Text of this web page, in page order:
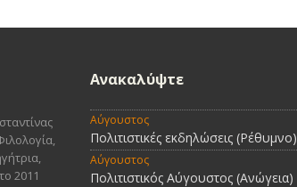
2011
Ανακαλύψτε
Αύγουστος
Πολιτιστικές εκδηλώσεις (Ρέθυμνο)
Αύγουστος
Πολιτιστικός Αύγουστος (Ανώγεια)